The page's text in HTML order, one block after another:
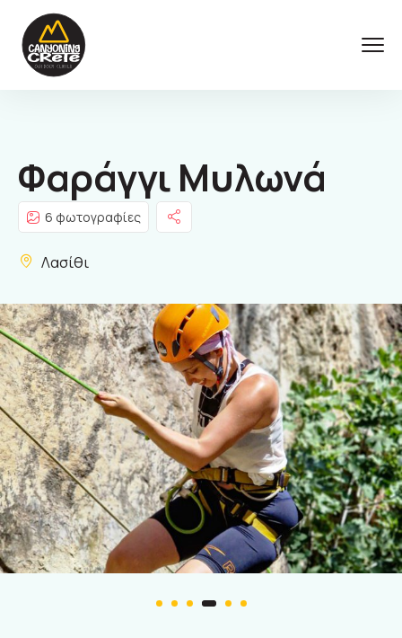
Φαράγγι Μυλωνά
6 φωτογραφίες
Λασίθι